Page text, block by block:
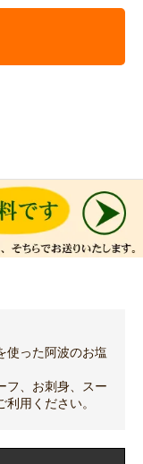
使った阿波のお塩
フ、お刺身、スー
用ください。